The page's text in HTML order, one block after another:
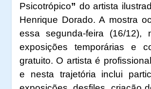
Psicotrópico” do artista
Henrique Dorado. A mostra
essa segunda-feira (16/12),
exposições temporárias e
gratuito. O artista é
e nesta trajetória inclui